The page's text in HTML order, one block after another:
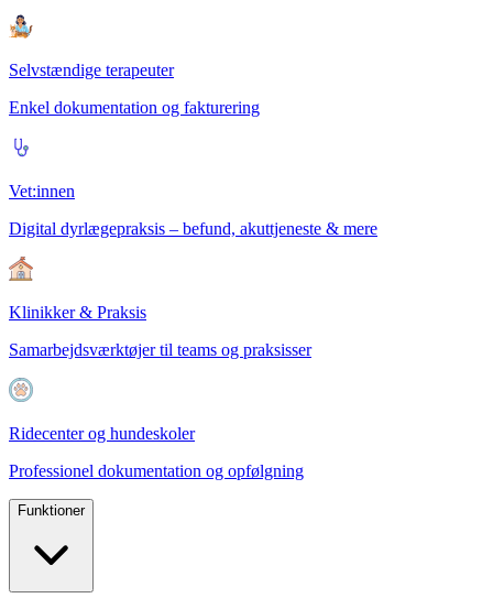
Selvstændige terapeuter
Enkel dokumentation og fakturering
Vet:innen
Digital dyrlægepraksis – befund, akuttjeneste & mere
Klinikker & Praksis
Samarbejdsværktøjer til teams og praksisser
Ridecenter og hundeskoler
Professionel dokumentation og opfølgning
Funktioner